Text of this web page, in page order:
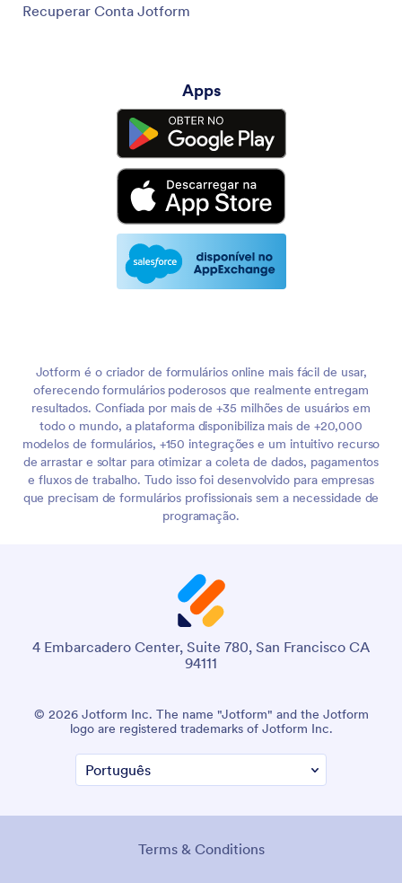
Recuperar Conta Jotform
Apps
Jotform é o criador de formulários online mais fácil de usar,
oferecendo formulários poderosos que realmente entregam
resultados. Confiada por mais de +35 milhões de usuários em
todo o mundo, a plataforma disponibiliza mais de +20,000
modelos de formulários, +150 integrações e um intuitivo recurso
de arrastar e soltar para otimizar a coleta de dados, pagamentos
e fluxos de trabalho. Tudo isso foi desenvolvido para empresas
que precisam de formulários profissionais sem a necessidade de
programação.
4 Embarcadero Center, Suite 780, San Francisco CA
94111
© 2026 Jotform Inc. The name "Jotform" and the Jotform
logo are registered trademarks of Jotform Inc.
Terms & Conditions